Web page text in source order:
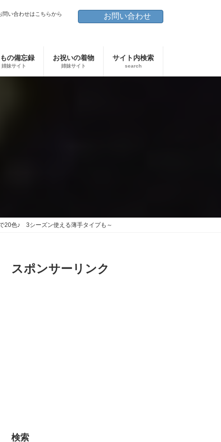
問い合わせはこちらから お問い合わせ
の備忘録
姉妹サイト
お祝いの着物
姉妹サイト
サイト内検索
search
20色♪ 3シーズン使える薄手タイプも～
スポンサーリンク
検索